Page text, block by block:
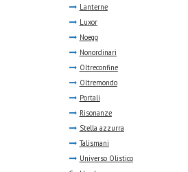
Lanterne
Luxor
Noego
Nonordinari
Oltreconfine
Oltremondo
Portali
Risonanze
Stella azzurra
Talismani
Universo Olistico